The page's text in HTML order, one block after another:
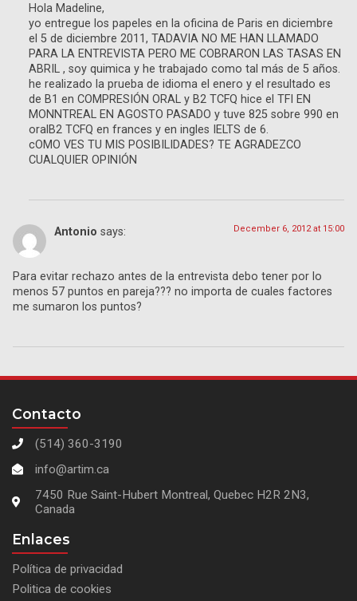
Hola Madeline,
yo entregue los papeles en la oficina de Paris en diciembre
el 5 de diciembre 2011, TADAVIA NO ME HAN LLAMADO
PARA LA ENTREVISTA PERO ME COBRARON LAS TASAS EN
ABRIL , soy quimica y he trabajado como tal más de 5 años.
he realizado la prueba de idioma el enero y el resultado es
de B1 en COMPRESIÓN ORAL y B2 TCFQ hice el TFI EN
MONNTREAL EN AGOSTO PASADO y tuve 825 sobre 990 en
oralB2 TCFQ en frances y en ingles IELTS de 6.
cOMO VES TU MIS POSIBILIDADES? TE AGRADEZCO
CUALQUIER OPINIÓN
Antonio says: December 6, 2012 at 15:00
Para evitar rechazo antes de la entrevista debo tener por lo
menos 57 puntos en pareja??? no importa de cuales factores
me sumaron los puntos?
Contacto
(514) 360-3190
info@artim.ca
7450 Rue Saint-Hubert Montreal, Quebec H2R 2N3,
Canada
Enlaces
Política de privacidad
Politica de cookies